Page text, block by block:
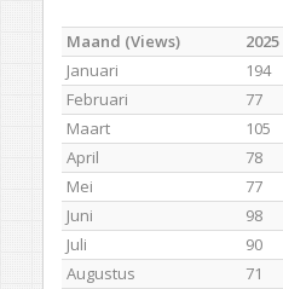
Maand (Views) 2025
Januari
194
Februari
77
Maart
105
April
78
Mei
77
Juni
98
Juli
90
Augustus
71